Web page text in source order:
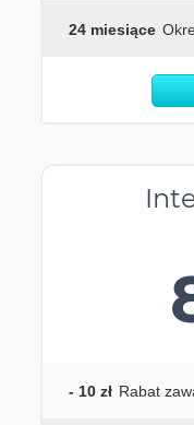
24 miesiące
- 10 zł Rabat